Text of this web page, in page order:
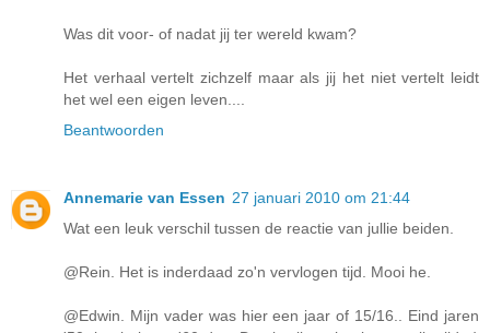
Was dit voor- of nadat jij ter wereld kwam?
Het verhaal vertelt zichzelf maar als jij het niet vertelt leidt
het wel een eigen leven....
Beantwoorden
Annemarie van Essen 27 januari 2010 om 21:44
Wat een leuk verschil tussen de reactie van jullie beiden.
@Rein. Het is inderdaad zo'n vervlogen tijd. Mooi he.
@Edwin. Mijn vader was hier een jaar of 15/16.. Eind jaren